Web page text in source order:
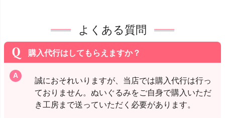
よくある質問
購入代行はしてもらえますか？
誠におそれいりますが、当店では購入代行は行っ
ておりません。ぬいぐるみをご自身で購入いただ
き工房まで送っていただく必要があります。